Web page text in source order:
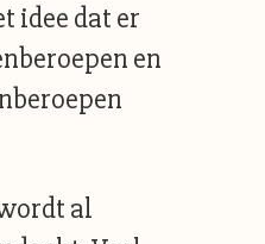
idee dat er
en
al